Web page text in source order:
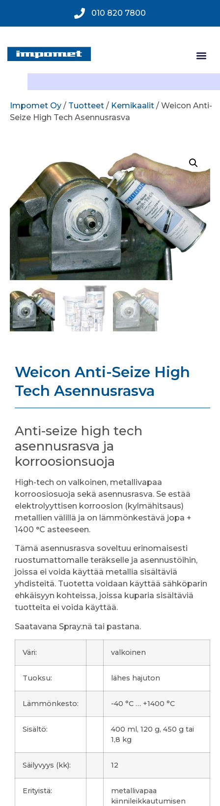
010 820 7800
Impomet Oy / Tuotteet / Kemikaalit / Weicon Anti-
Seize High Tech Asennusrasva
Weicon Anti-Seize High
Tech Asennusrasva
Anti-seize high tech
asennusrasva ja
korroosionsuoja
High-tech on valkoinen, metallivapaa
korroosiosuoja sekä asennusrasva. Se estää
elektrolyyttisen korroosion (kylmähitsaus)
metallien välillä ja on lämmönkestävä jopa +
1400 °C asteeseen.
Tämä asennusrasva soveltuu erinomaisesti
ruostumattomalle teräkselle ja asennustöihin,
joissa ei voida käyttää metallia sisältäviä
yhdisteitä. Tuotetta voidaan käyttää sähköparin
ehkäisyyn kohteissa, joissa kuparia sisältäviä
tuotteita ei voida käyttää.
Saatavana Spray:nä tai pastana.
Väri: valkoinen
Tuoksu: lähes hajuton
Lämmönkesto: -40 °C … +1400 °C
Sisältö:
400 ml, 120 g, 450 g tai
1,8 kg
Säilyvyys (kk): 12
Erityistä:
metallivapaa
kiinnileikkautumisen